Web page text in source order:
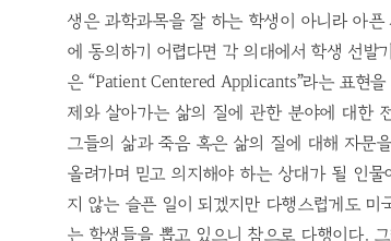
생은 과학과목을 잘 하는 학생이 아니라 아
에 동의하기 어렵다면 각 의대에서 학생 선발
은 “Patient Centered Applicants”라는 표현
제와 살아가는 삶의 질에 관한 분야에 대한
그들의 삶과 죽음 혹은 삶의 질에 대해 자문
올려가며 믿고 의지해야 하는 상대가 될 인물
지 않는 슬픈 일이 되겠지만 다행스럽게도
는 학생들을 뽑고 있으니 참으로 다행이다.